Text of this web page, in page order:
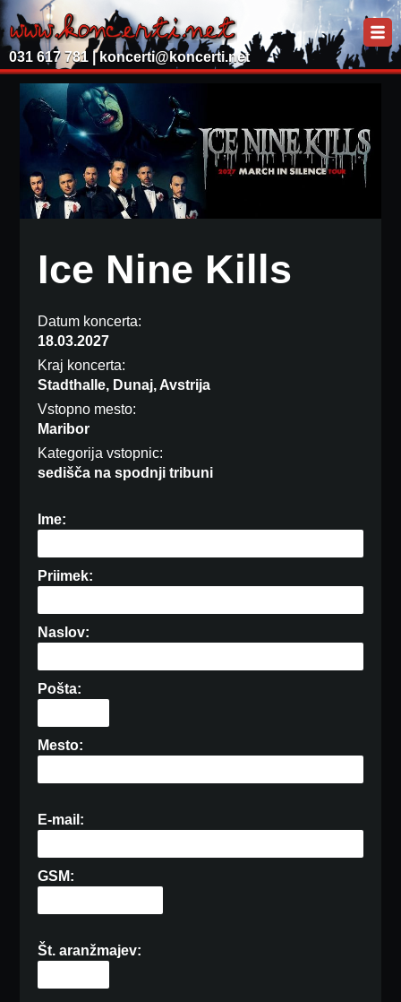
031 617 781 | koncerti@koncerti.net
Ice Nine Kills
Datum koncerta:
18.03.2027
Kraj koncerta:
Stadthalle, Dunaj, Avstrija
Vstopno mesto:
Maribor
Kategorija vstopnic:
sedišča na spodnji tribuni
Ime:
Priimek:
Naslov:
Pošta:
Mesto:
E-mail:
GSM:
Št. aranžmajev: